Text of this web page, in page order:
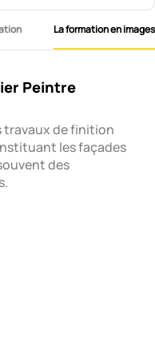
La formation en images
Peintre
travaux de finition
les façades
des